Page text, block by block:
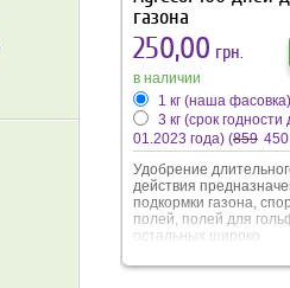
газона
250,00 грн.
в наличии
1 кг (наша фасовка)
3 кг (срок годности
01.2023 года) (859 450
Удобрение
действия
подкормки газона,
полей, полей для
остальных широко
поверхностей,